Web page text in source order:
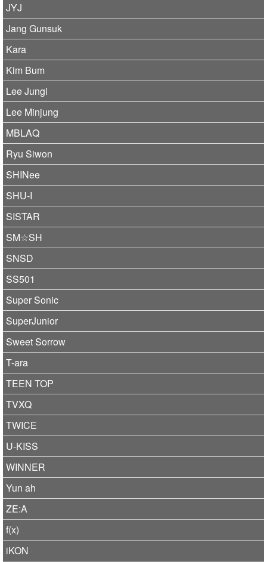
JYJ
Jang Gunsuk
Kara
Kim Bum
Lee Jungi
Lee Minjung
MBLAQ
Ryu Siwon
SHINee
SHU-I
SISTAR
SM☆SH
SNSD
SS501
Super Sonic
SuperJunior
Sweet Sorrow
T-ara
TEEN TOP
TVXQ
TWICE
U-KISS
WINNER
Yun ah
ZE:A
f(x)
iKON